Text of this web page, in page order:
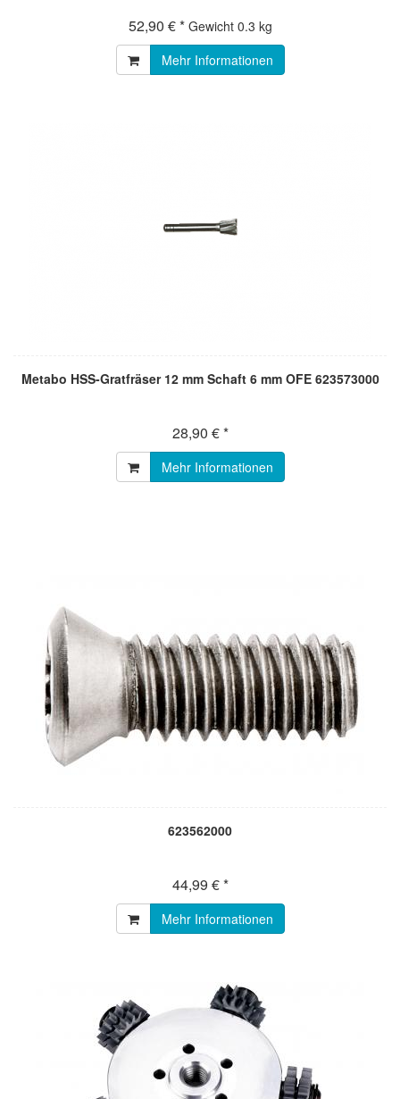
52,90 € * Gewicht 0.3 kg
Mehr Informationen
Metabo HSS-Gratfräser 12 mm Schaft 6 mm OFE 623573000
28,90 € *
Mehr Informationen
623562000
44,99 € *
Mehr Informationen